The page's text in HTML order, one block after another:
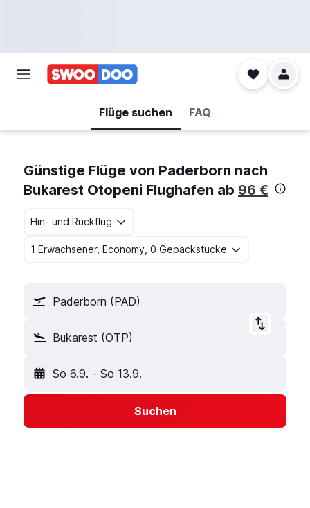
Flüge suchen FAQ
Günstige Flüge von Paderborn nach
Bukarest Otopeni Flughafen ab 96 €
Hin- und Rückflug
1 Erwachsener, Economy, 0 Gepäckstücke
Paderborn (PAD)
Bukarest (OTP)
So 6.9. - So 13.9.
Suchen